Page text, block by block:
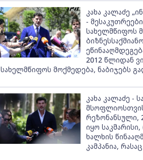
კახა კალაძე
-
სახელმწიფოს
2012 წლიდან
სახელმწიფოს მოქმედება, ნაბიჯებს
კახა კალაძე -
რეზონანსული,
იყო
ხალხის
კამპანია,